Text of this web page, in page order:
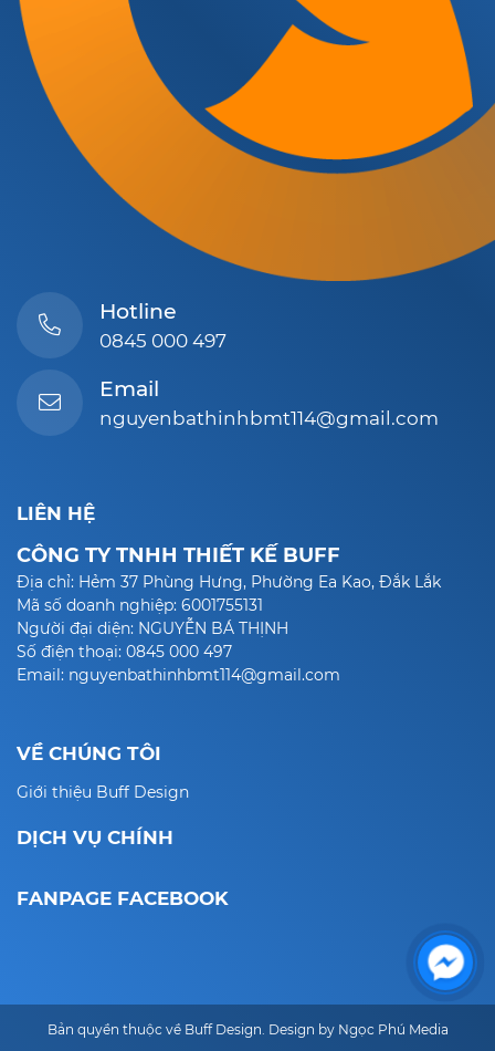
Hotline
0845 000 497
Email
nguyenbathinhbmt114@gmail.com
LIÊN HỆ
CÔNG TY TNHH THIẾT KẾ BUFF
Địa chỉ: Hẻm 37 Phùng Hưng, Phường Ea Kao, Đắk Lắk
Mã số doanh nghiệp: 6001755131
Người đại diện: NGUYỄN BÁ THỊNH
Số điện thoại: 0845 000 497
Email: nguyenbathinhbmt114@gmail.com
VỀ CHÚNG TÔI
Giới thiệu Buff Design
DỊCH VỤ CHÍNH
FANPAGE FACEBOOK
Bản quyền thuộc về Buff Design. Design by Ngọc Phú Media